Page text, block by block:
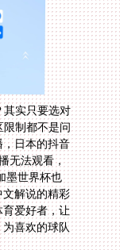
实只要选对
限制都不是问
视频世界杯直播，日本的抖音
无法观看，
墨世界杯也
解说的精彩
一位海外的体育爱好者，让
的朋友一起，为喜欢的球队